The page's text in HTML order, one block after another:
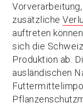
zusätzliche
auftreten
sich die
Produktion ab.
ausländischen